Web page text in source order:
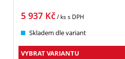
5 937Kč/ kss DPH
Skladem dle variant
VYBRAT VARIANTU